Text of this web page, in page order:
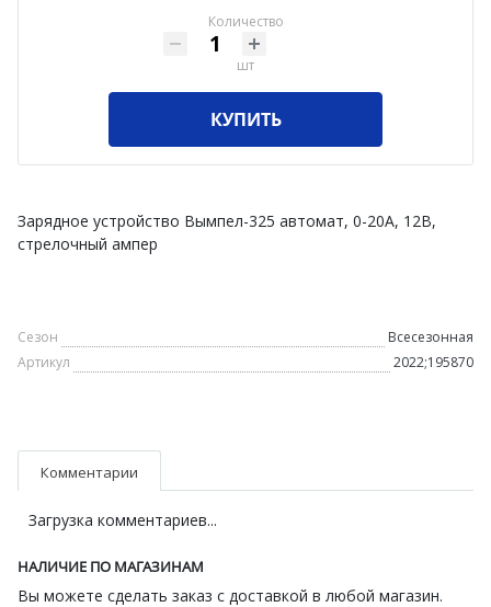
Количество
шт
КУПИТЬ
Зарядное устройство Вымпел-325 автомат, 0-20А, 12В,
стрелочный ампер
Сезон
Всесезонная
Артикул
2022;195870
Комментарии
Загрузка комментариев...
НАЛИЧИЕ ПО МАГАЗИНАМ
Вы можете сделать заказ с доставкой в любой магазин.